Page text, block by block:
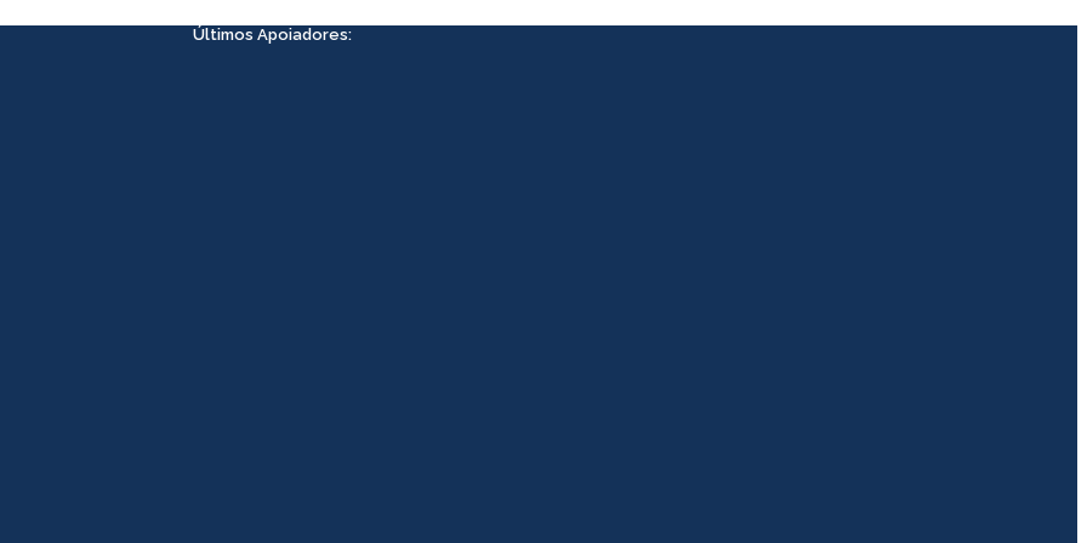
Últimos Apoiadores: